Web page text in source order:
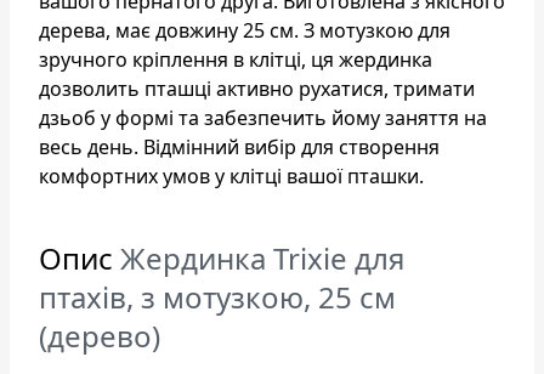
дерева, має довжину 25 см. З мотузкою для
зручного кріплення в клітці, ця жердинка
дозволить пташці активно рухатися, тримати
дзьоб у формі та забезпечить йому заняття на
весь день. Відмінний вибір для створення
комфортних умов у клітці вашої пташки.
Опис Жердинка Trixie для
птахів, з мотузкою, 25 см
(дерево)